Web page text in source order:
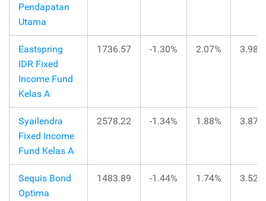
Pendapatan
Utama
Eastspring
IDR Fixed
Income Fund
Kelas A
1736.57 -1.30% 2.07% 3.98%
Syailendra
Fixed Income
Fund Kelas A
2578.22 -1.34% 1.88% 3.87%
Sequis Bond
Optima
1483.89 -1.44% 1.74% 3.52%